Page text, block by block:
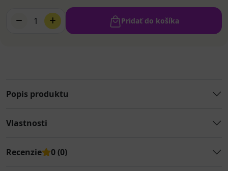
1 Pridať do košíka
Popis produktu
Vlastnosti
Recenzie 0 (0)